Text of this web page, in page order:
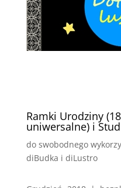
Ramki Urodziny
uniwersalne) i
do swobodnego
diBudka i diLustro